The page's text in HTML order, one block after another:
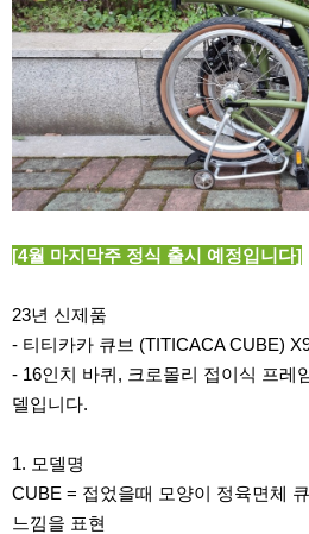
[4월 마지막주 정식 출시 예정입니다]
23년 신제품
- 티티카카 큐브 (TITICACA CUBE)
- 16인치 바퀴, 크로몰리 접이식 프레
델입니다.
1. 모델명
CUBE = 접었을때 모양이 정육면체
느낌을 표현